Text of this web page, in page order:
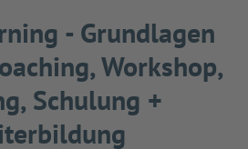
- Grundlagen
Workshop,
Schulung +